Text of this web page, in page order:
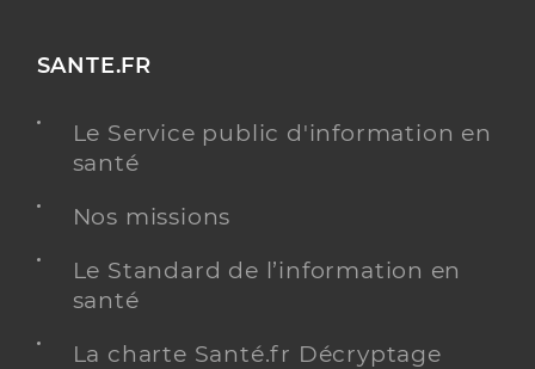
SANTE.FR
Le Service public d'information en
santé
Nos missions
Le Standard de l’information en
santé
La charte Santé.fr Décryptage